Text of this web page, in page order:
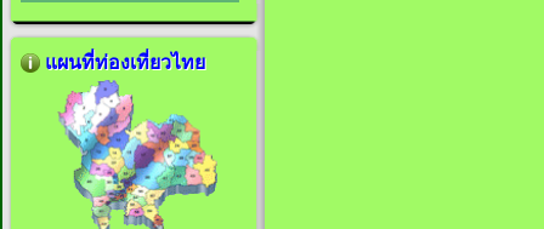
แผนที่ท่องเที่ยวไทย